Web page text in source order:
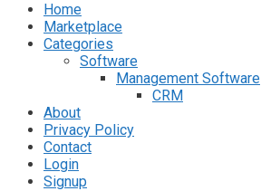
Home
Marketplace
Categories
Software
Management Software
CRM
About
Privacy Policy
Contact
Login
Signup